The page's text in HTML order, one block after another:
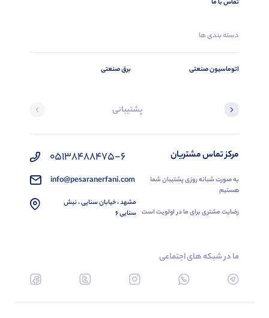
دسته بندی ها
اتوماسیون صنعتی برق صنعتی
پشتیبانی
مرکز تماس مشتریان
به صورت شبانه روزی پشتیبان شما
هستیم
رضایت مشتری برای ما در اولویت است
05138488475-6
info@pesaranerfani.com
مشهد ، خیابان سنایی ، نبش
سنایی 6
ما در شبکه های اجتماعی